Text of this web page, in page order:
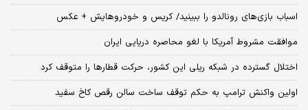
اسباب‌ بازی‌های رونالدو را ببینید/ کریس و خودروهایش + عکس
موافقت مشروط آمریکا با لغو محاصره دریایی ایران
اختلال گسترده در شبکه ریلی این کشور، حرکت قطارها را متوقف کرد
اولین واکنش ترامپ به حکم توقف ساخت سالن رقص کاخ سفید